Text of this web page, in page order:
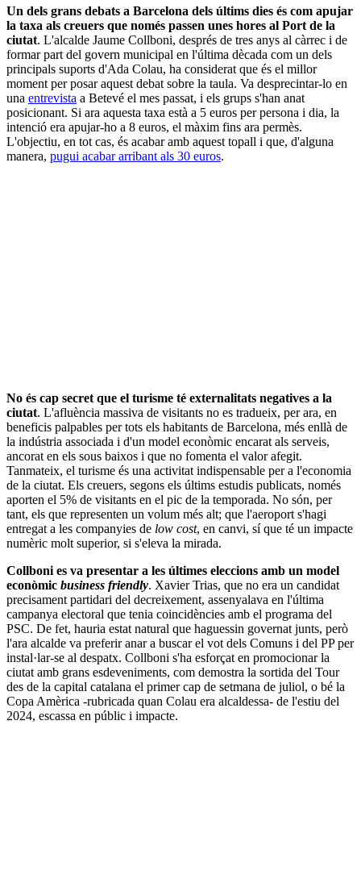
Un dels grans debats a Barcelona dels últims dies és com apujar
la taxa als creuers que només passen unes hores al Port de la
ciutat. L'alcalde Jaume Collboni, després de tres anys al càrrec i de
formar part del govern municipal en l'última dècada com un dels
principals suports d'Ada Colau, ha considerat que és el millor
moment per posar aquest debat sobre la taula. Va desprecintar-lo en
una entrevista a Betevé el mes passat, i els grups s'han anat
posicionant. Si ara aquesta taxa està a 5 euros per persona i dia, la
intenció era apujar-ho a 8 euros, el màxim fins ara permès.
L'objectiu, en tot cas, és acabar amb aquest topall i que, d'alguna
manera, pugui acabar arribant als 30 euros.
No és cap secret que el turisme té externalitats negatives a la
ciutat. L'afluència massiva de visitants no es tradueix, per ara, en
beneficis palpables per tots els habitants de Barcelona, més enllà de
la indústria associada i d'un model econòmic encarat als serveis,
ancorat en els sous baixos i que no fomenta el valor afegit.
Tanmateix, el turisme és una activitat indispensable per a l'economia
de la ciutat. Els creuers, segons els últims estudis publicats, només
aporten el 5% de visitants en el pic de la temporada. No són, per
tant, els que representen un volum més alt; que l'aeroport s'hagi
entregat a les companyies de low cost, en canvi, sí que té un impacte
numèric molt superior, si s'eleva la mirada.
Collboni es va presentar a les últimes eleccions amb un model
econòmic business friendly. Xavier Trias, que no era un candidat
precisament partidari del decreixement, assenyalava en l'última
campanya electoral que tenia coincidències amb el programa del
PSC. De fet, hauria estat natural que haguessin governat junts, però
l'ara alcalde va preferir anar a buscar el vot dels Comuns i del PP per
instal·lar-se al despatx. Collboni s'ha esforçat en promocionar la
ciutat amb grans esdeveniments, com demostra la sortida del Tour
des de la capital catalana el primer cap de setmana de juliol, o bé la
Copa Amèrica -rubricada quan Colau era alcaldessa- de l'estiu del
2024, escassa en públic i impacte.